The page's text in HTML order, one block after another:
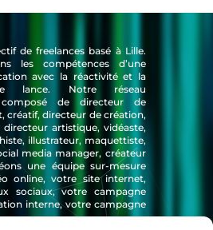
de freelances basé à Lille.
les compétences d’une
avec la réactivité et la
lance. Notre réseau
composé de directeur de
créatif, directeur de création,
artistique, vidéaste,
illustrateur, maquettiste,
media manager, créateur
une équipe sur-mesure
online, votre site internet,
sociaux, votre campagne
interne, votre campagne